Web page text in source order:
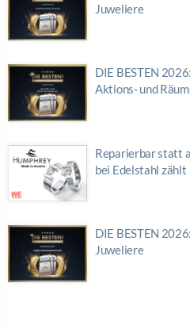
Juweliere
DIE BESTEN
Aktions- und
Reparierbar statt
bei Edelstahl zählt
DIE BESTEN
Juweliere